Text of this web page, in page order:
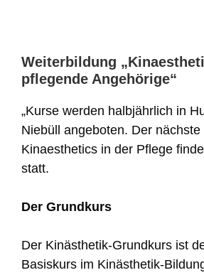
Weiterbildung
pflegende Angehörige“
„Kurse werden halbjährlich in
Niebüll angeboten. Der
Kinaesthetics in der Pflege
statt.
Der Grundkurs
Der Kinästhetik-Grundkurs ist
Basiskurs im Kinästhetik-